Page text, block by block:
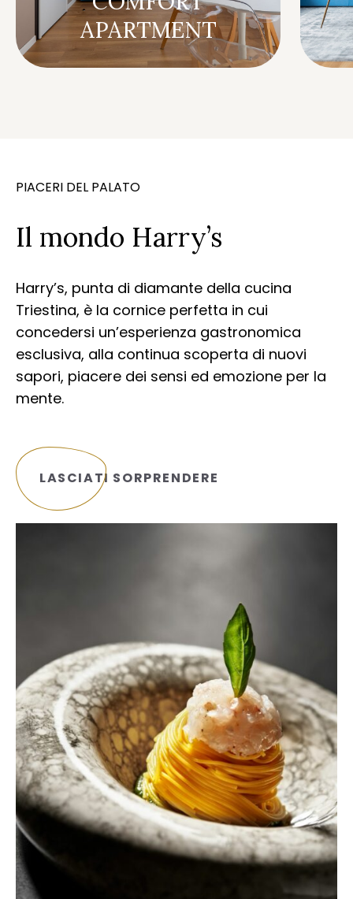
APARTMENT
PIACERI DEL PALATO
Il mondo Harry’s
Harry’s, punta di diamante della cucina
Triestina, è la cornice perfetta in cui
concedersi un’esperienza gastronomica
esclusiva, alla continua scoperta di nuovi
sapori, piacere dei sensi ed emozione per la
mente.
LASCIATI SORPRENDERE